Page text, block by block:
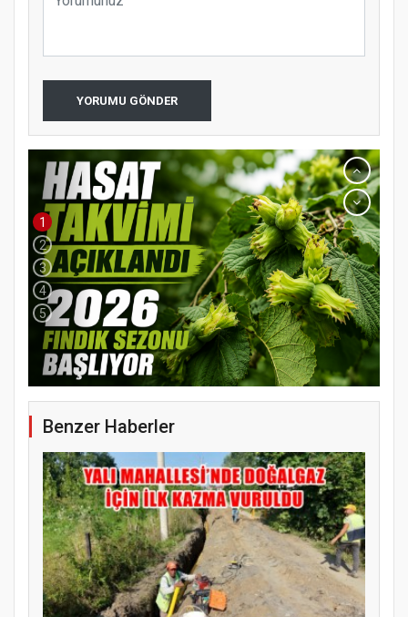
YORUMU GÖNDER
YENİ PARTİ TERME İLÇE BAŞKANLIĞINDA
ÜYE KATILIM PROGRAMI
1
2
3
4
5
Benzer Haberler